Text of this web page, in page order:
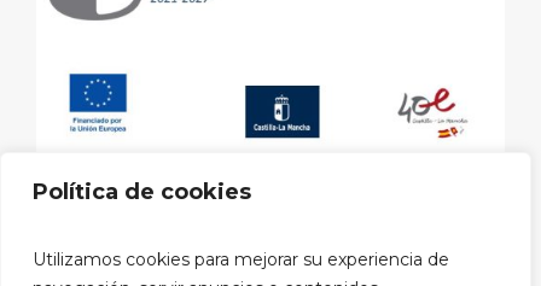
Política de cookies
Utilizamos cookies para mejorar su experiencia de
Política privacidad RRSS